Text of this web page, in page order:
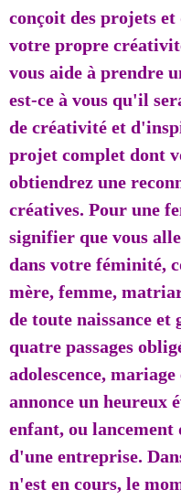
conçoit des projets
votre propre
vous aide à prendre
est-ce à vous qu'il
de créativité et
projet complet dont
obtiendrez une
créatives. Pour une
signifier que vous
dans votre féminité,
mère, femme,
de toute naissance et
quatre passages
adolescence,
annonce un heureux
enfant, ou
d'une entreprise.
n'est en cours, le